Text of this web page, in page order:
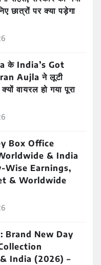
छात्रों पर क्या पड़ेगा
के India’s Got
Aujla ने लूटी
वायरल हो गया पूरा
Box Office
& India
Wise Earnings,
& Worldwide
Brand New Day
India (2026) –